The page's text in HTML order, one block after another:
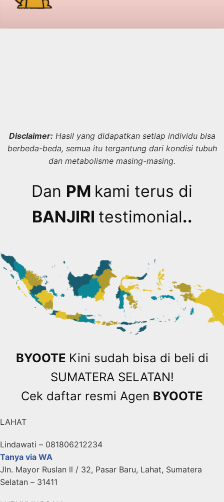
Disclaimer: Hasil yang didapatkan setiap individu bisa
berbeda-beda, semua itu tergantung dari kondisi tubuh
dan metabolisme masing-masing.
Dan PM kami terus di
BANJIRI testimonial..
BYOOTE Kini sudah bisa di beli di
SUMATERA SELATAN!
Cek daftar resmi Agen BYOOTE
LAHAT
Lindawati – 081806212234
Tanya via WA
Jln. Mayor Ruslan ll / 32, Pasar Baru, Lahat, Sumatera
Selatan – 31411